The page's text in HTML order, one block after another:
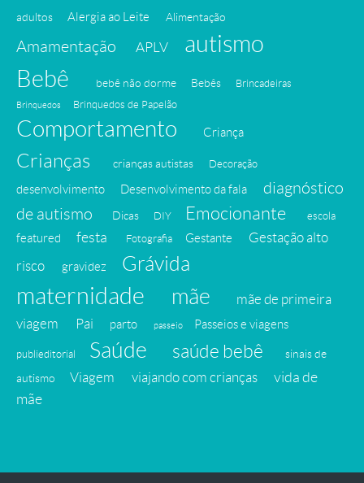
adultos Alergia ao Leite Alimentação
Amamentação APLV
autismo
Bebê
bebê não dorme Bebês Brincadeiras
Brinquedos Brinquedos de Papelão
Comportamento Criança
Crianças crianças autistas Decoração
desenvolvimento Desenvolvimento da fala
diagnóstico
de autismo
Dicas DIY Emocionante escola
featured festa Fotografia Gestante
Gestação alto
risco
gravidez Grávida
maternidade mãe
mãe de primeira
viagem
Pai parto passeio Passeios e viagens
publieditorial Saúde saúde bebê
sinais de
autismo
Viagem viajando com crianças
vida de
mãe